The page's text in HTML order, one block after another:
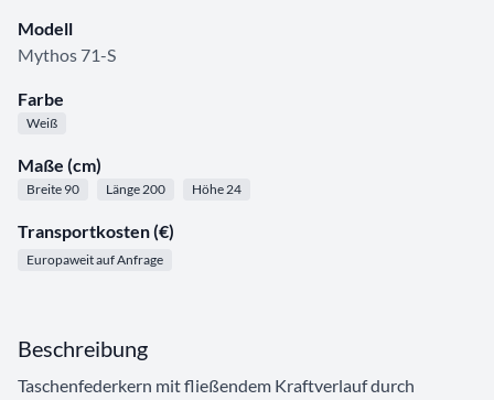
Modell
Mythos 71-S
Farbe
Weiß
Maße (cm)
Breite 90 Länge 200 Höhe 24
Transportkosten (€)
Europaweit auf Anfrage
Beschreibung
Taschenfederkern mit fließendem Kraftverlauf durch